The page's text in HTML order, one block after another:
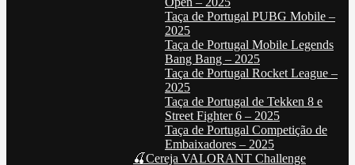
Taça de Portugal PUBG Mobile –
2025
Taça de Portugal Mobile Legends
Bang Bang – 2025
Taça de Portugal Rocket League –
2025
Taça de Portugal de Tekken 8 e
Street Fighter 6 – 2025
Taça de Portugal Competição de
Embaixadores – 2025
🍒Cereja VALORANT Challenge